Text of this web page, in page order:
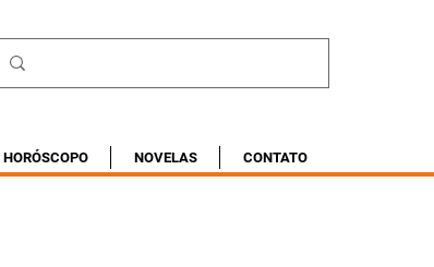
HORÓSCOPO NOVELAS CONTATO